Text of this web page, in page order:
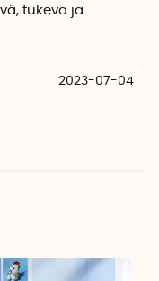
tukeva ja
2023-07-04